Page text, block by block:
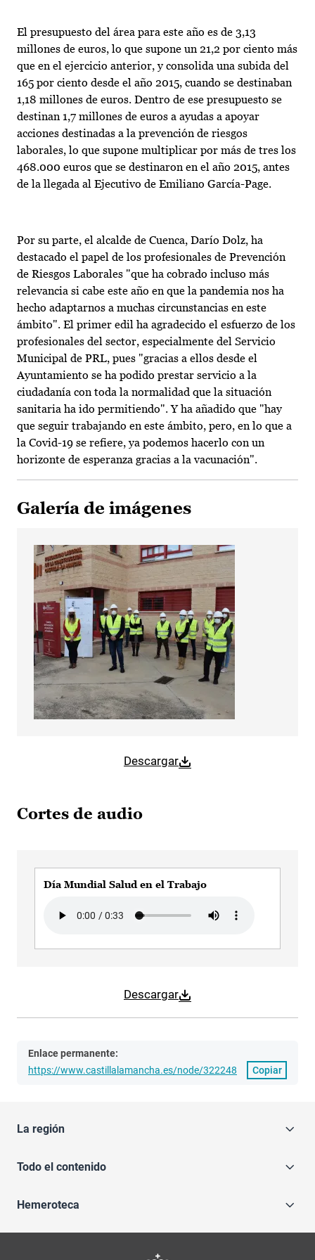
El presupuesto del área para este año es de 3,13
millones de euros, lo que supone un 21,2 por ciento más
que en el ejercicio anterior, y consolida una subida del
165 por ciento desde el año 2015, cuando se destinaban
1,18 millones de euros. Dentro de ese presupuesto se
destinan 1,7 millones de euros a ayudas a apoyar
acciones destinadas a la prevención de riesgos
laborales, lo que supone multiplicar por más de tres los
468.000 euros que se destinaron en el año 2015, antes
de la llegada al Ejecutivo de Emiliano García-Page.
Por su parte, el alcalde de Cuenca, Darío Dolz, ha
destacado el papel de los profesionales de Prevención
de Riesgos Laborales "que ha cobrado incluso más
relevancia si cabe este año en que la pandemia nos ha
hecho adaptarnos a muchas circunstancias en este
ámbito". El primer edil ha agradecido el esfuerzo de los
profesionales del sector, especialmente del Servicio
Municipal de PRL, pues "gracias a ellos desde el
Ayuntamiento se ha podido prestar servicio a la
ciudadanía con toda la normalidad que la situación
sanitaria ha ido permitiendo". Y ha añadido que "hay
que seguir trabajando en este ámbito, pero, en lo que a
la Covid-19 se refiere, ya podemos hacerlo con un
horizonte de esperanza gracias a la vacunación".
Galería de imágenes
Descargar
Cortes de audio
Descargar
Día Mundial Salud en el Trabajo
Enlace permanente:
https://www.castillalamancha.es/node/322248
Copiar
La región
Todo el contenido
Hemeroteca